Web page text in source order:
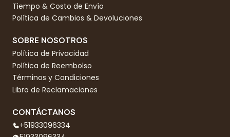
Tiempo & Costo de Envío
Política de Cambios & Devoluciones
SOBRE NOSOTROS
Política de Privacidad
Política de Reembolso
Términos y Condiciones
Libro de Reclamaciones
CONTÁCTANOS
+51933096334